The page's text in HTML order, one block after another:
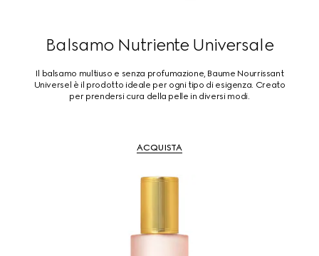
Balsamo Nutriente Universale
Il balsamo multiuso e senza profumazione, Baume Nourrissant
Universel è il prodotto ideale per ogni tipo di esigenza. Creato
per prendersi cura della pelle in diversi modi.
ACQUISTA